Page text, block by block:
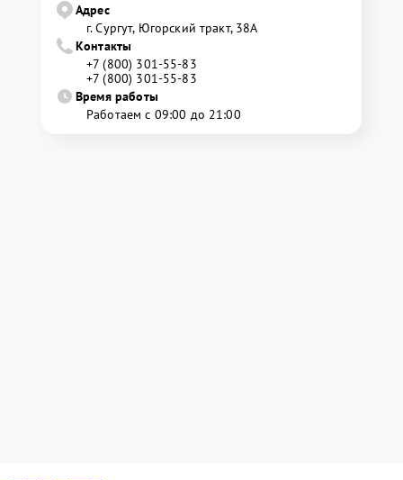
Адрес
г. Сургут, Югорский тракт, 38А
Контакты
+7 (800) 301-55-83
+7 (800) 301-55-83
Время работы
Работаем с 09:00 до 21:00